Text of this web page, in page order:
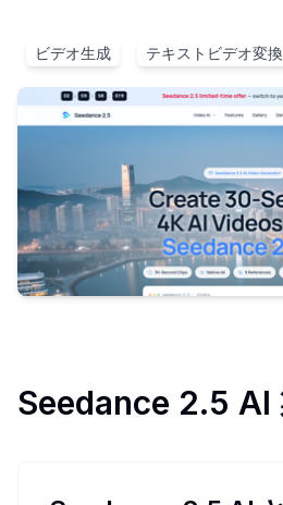
ビデオ生成 テキストビデオ変換
Seedance 2.5 AI